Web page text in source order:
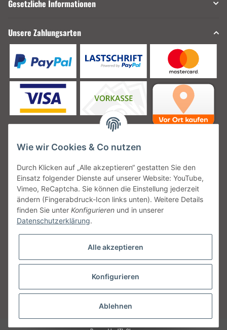
Gesetzliche Informationen
Unsere Zahlungsarten
Unsere Versanddienstleister
Unsere Communities
Vertrag widerrufen
* Alle Preise inkl. gesetzlicher USt., zzgl.
Wie wir Cookies & Co nutzen
Durch Klicken auf „Alle akzeptieren“ gestatten Sie den
Einsatz folgender Dienste auf unserer Website: YouTube,
Vimeo, ReCaptcha. Sie können die Einstellung jederzeit
ändern (Fingerabdruck-Icon links unten). Weitere Details
finden Sie unter Konfigurieren und in unserer
Datenschutzerklärung.
Alle akzeptieren
Konfigurieren
Ablehnen